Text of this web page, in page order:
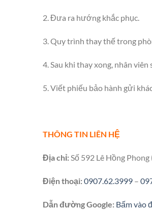
2. Đưa ra hướng khắc phục.
3. Quy trình thay thế trong
4. Sau khi thay xong, nhân
5. Viết phiếu bảo hành gửi
THÔNG TIN LIÊN HỆ
Địa chỉ:Số 592 Lê Hồng
Điện thoại:0907.62.3999 –
Dẫn đường Google: Bấm vào